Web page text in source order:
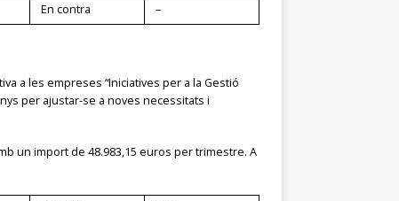
En contra –
a les empreses “Iniciatives per a la Gestió
per ajustar-se a noves necessitats i
un import de 48.983,15 euros per trimestre. A